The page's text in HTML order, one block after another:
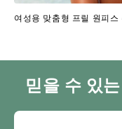
여성용 맞춤형 프릴 원피스
믿을 수 있